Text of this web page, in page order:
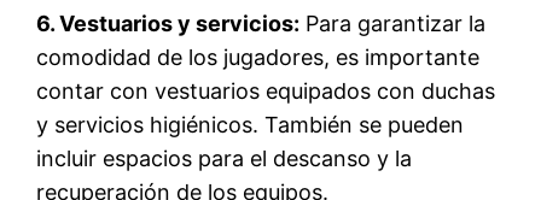
6. Vestuarios y servicios: Para garantizar la
comodidad de los jugadores, es importante
contar con vestuarios equipados con duchas
y servicios higiénicos. También se pueden
incluir espacios para el descanso y la
recuperación de los equipos.